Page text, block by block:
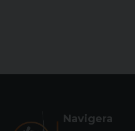
Navigera